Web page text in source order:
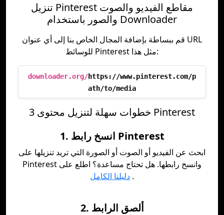
تنزيل Pinterest مقاطع الفيديو والصوت
والصور باستخدام Downloader
قم ببساطة بإضافة المجال الخاص بنا إلى أي عنوان URL
للوسائط Pinterest مثل هذا:
downloader.org/https://www.pinterest.com/p
ath/to/media
3 خطوات سهلة لتنزيل محتوى Pinterest
1. انسخ رابط Pinterest
ابحث عن الفيديو أو الصوت أو الصورة التي تريد تنزيلها على
Pinterest وانسخ رابطها. هل تحتاج مساعدة؟ اطلع على
دليلنا الكامل .
2. ألصق الرابط